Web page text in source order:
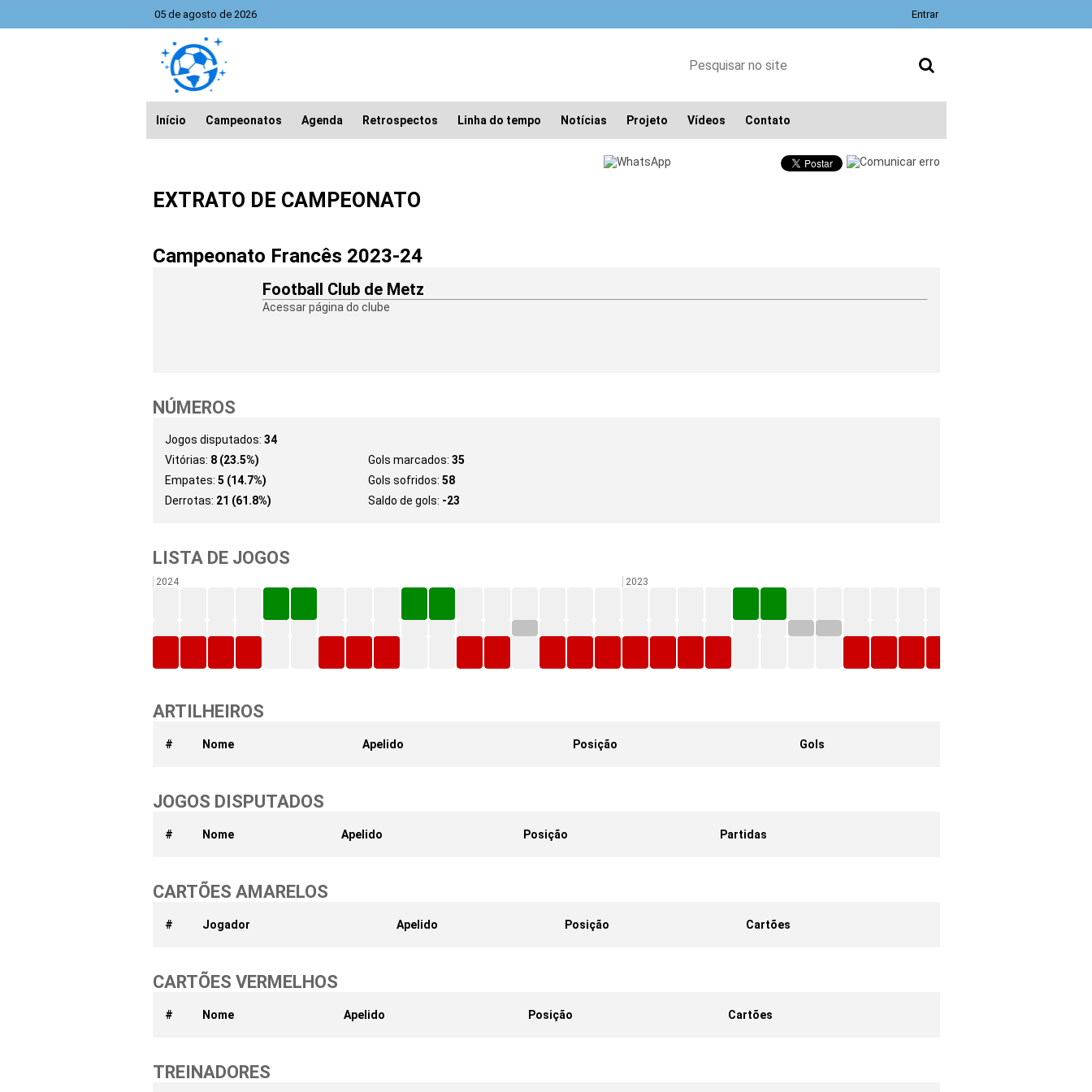
05 de agosto de 2026 Entrar
Início Campeonatos Agenda Retrospectos Linha do tempo Notícias Projeto Vídeos Contato
Comunicar erro
EXTRATO DE CAMPEONATO
Campeonato Francês 2023-24
Football Club de Metz
Acessar página do clube
NÚMEROS
Jogos disputados: 34
Vitórias: 8 (23.5%)
Empates: 5 (14.7%)
Derrotas: 21 (61.8%)
Gols marcados: 35
Gols sofridos: 58
Saldo de gols: -23
LISTA DE JOGOS
2024 2023
ARTILHEIROS
# Nome Apelido Posição Gols
JOGOS DISPUTADOS
# Nome Apelido Posição Partidas
CARTÕES AMARELOS
# Jogador Apelido Posição Cartões
CARTÕES VERMELHOS
# Nome Apelido Posição Cartões
TREINADORES